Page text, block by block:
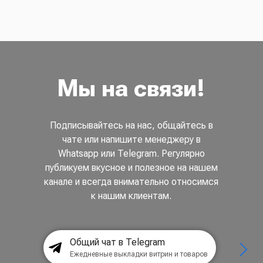
Мы на связи!
Подписывайтесь на нас, общайтесь в
чате или напишите менеджеру в
Whatsapp или Telegram. Регулярно
публикуем вкусное и полезное на нашем
канале и всегда внимательно относимся
к нашим клиентам.
Общий чат в Telegram
Ежедневные выкладки витрин и товаров